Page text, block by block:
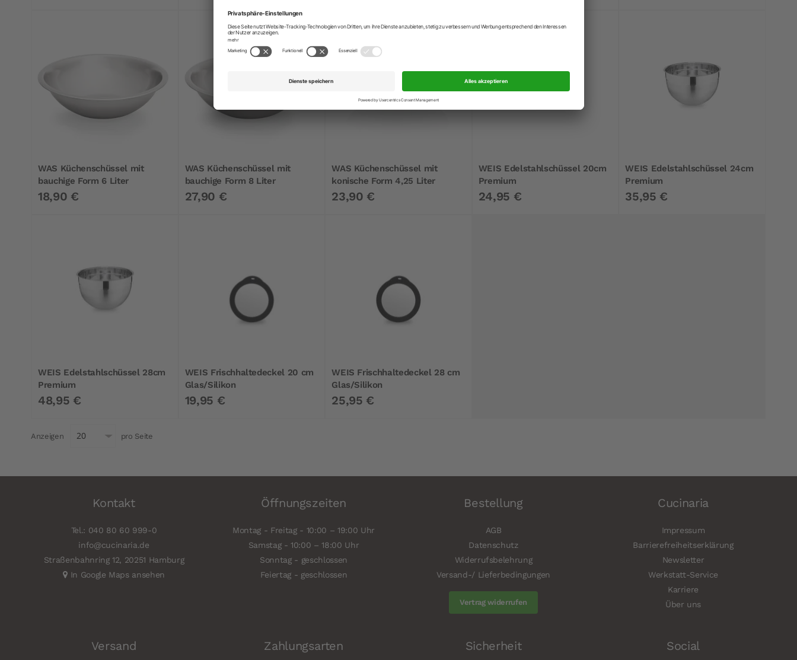
WAS Küchenschüssel mit
bauchige Form 6 Liter
18,90 €
WAS Küchenschüssel mit
bauchige Form 8 Liter
27,90 €
WAS Küchenschüssel mit
konische Form 4,25 Liter
23,90 €
WEIS Edelstahlschüssel 20cm
Premium
24,95 €
WEIS Edelstahlschüssel 24cm
Premium
35,95 €
WEIS Edelstahlschüssel 28cm
Premium
48,95 €
WEIS Frischhaltedeckel 20 cm
Glas/Silikon
19,95 €
WEIS Frischhaltedeckel 28 cm
Glas/Silikon
25,95 €
Anzeigen pro Seite
Kontakt
Tel.: 040 80 60 999-0
info@cucinaria.de
Straßenbahnring 12, 20251 Hamburg
In Google Maps ansehen
Öffnungszeiten
Montag - Freitag - 10:00 – 19:00 Uhr
Samstag - 10:00 – 18:00 Uhr
Sonntag - geschlossen
Feiertag - geschlossen
Bestellung
AGB
Datenschutz
Widerrufsbelehrung
Versand-/ Lieferbedingungen
Vertrag widerrufen
Cucinaria
Impressum
Barrierefreiheitserklärung
Newsletter
Werkstatt-Service
Karriere
Über uns
Versand Zahlungsarten Sicherheit Social